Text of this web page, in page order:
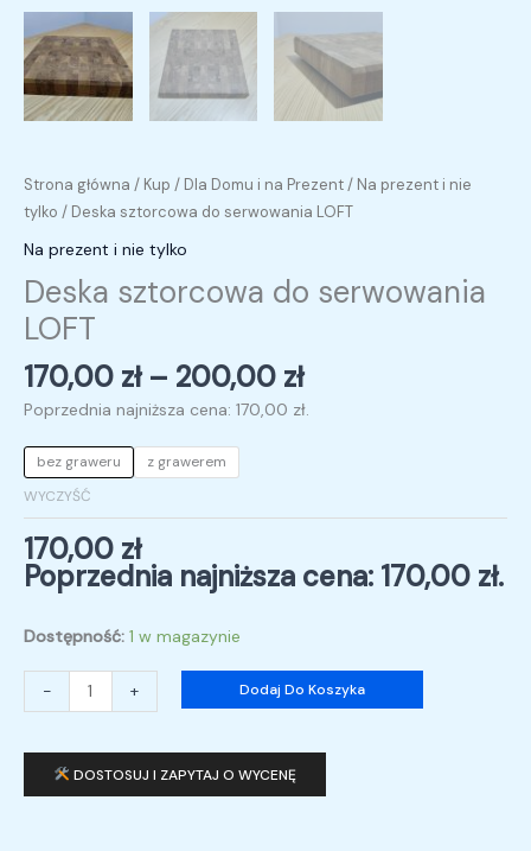
Strona główna / Kup / Dla Domu i na Prezent/ Na prezent i nie
tylko / Deska sztorcowa do serwowania LOFT
Na prezent i nie tylko
Deska sztorcowa do serwowania
LOFT
170,00 zł – 200,00 zł
Poprzednia najniższa cena: 170,00 zł
bez graweru
z grawerem
WYCZYŚĆ
170,00 zł
Poprzednia najniższa cena: 170,00 zł.
Dostępność: 1 w magazynie
- + Dodaj Do Koszyka
DOSTOSUJ I ZAPYTAJ O WYCENĘ